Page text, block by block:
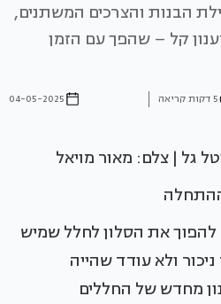
הבנות והצרכים המשתנים,
קל – שהפך עם הזמן
5 דקות קריאה 04-05-2025
גל | צלם: מאור מויאל
את הסלון לחלל שמיש
ולא עודד שהייה
מחדש של החללים